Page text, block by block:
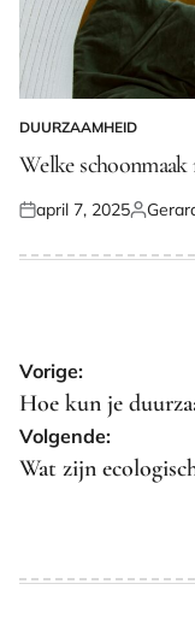
GEPLAATST
IN
DUURZAAMHEID
Welke
Geplaatst
april 7, 2025
Bericht
navigatie
Vorige:
Hoe kun je
Volgende:
Wat zijn